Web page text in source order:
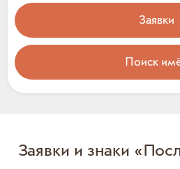
Заявки
Поиск
Заявки и знаки